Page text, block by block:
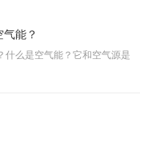
能？
什么是空气能？它和空气源是